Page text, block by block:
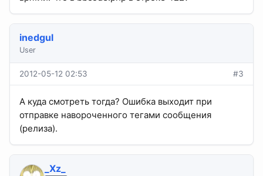
inedgul
User
2012-05-12 02:53 #3
А куда смотреть тогда? Ошибка выходит при
отправке навороченного тегами сообщения
(релиза).
_Xz_